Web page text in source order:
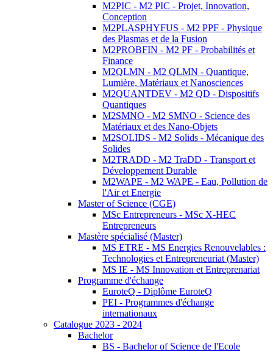
M2PIC - M2 PIC - Projet, Innovation,
Conception
M2PLASPHYFUS - M2 PPF - Physique
des Plasmas et de la Fusion
M2PROBFIN - M2 PF - Probabilités et
Finance
M2QLMN - M2 QLMN - Quantique,
Lumière, Matériaux et Nanosciences
M2QUANTDEV - M2 QD - Dispositifs
Quantiques
M2SMNO - M2 SMNO - Science des
Matériaux et des Nano-Objets
M2SOLIDS - M2 Solids - Mécanique des
Solides
M2TRADD - M2 TraDD - Transport et
Développement Durable
M2WAPE - M2 WAPE - Eau, Pollution de
l'Air et Energie
Master of Science (CGE)
MSc Entrepreneurs - MSc X-HEC
Entrepreneurs
Mastère spécialisé (Master)
MS ETRE - MS Energies Renouvelables :
Technologies et Entrepreneuriat (Master)
MS IE - MS Innovation et Entreprenariat
Programme d'échange
EuroteQ - Diplôme EuroteQ
PEI - Programmes d'échange
internationaux
Catalogue 2023 - 2024
Bachelor
BS - Bachelor of Science de l'Ecole